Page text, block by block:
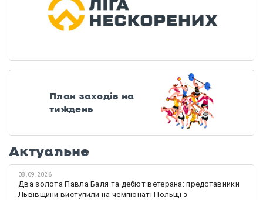
План заходів на
тиждень
Актуальне
08.09.2026
Два золота Павла Баля та дебют ветерана: представники
Львівщини виступили на чемпіонаті Польщі з